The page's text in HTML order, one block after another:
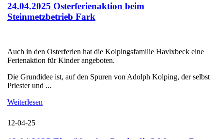
24.04.2025 Osterferienaktion beim
Steinmetzbetrieb Fark
Auch in den Osterferien hat die Kolpingsfamilie Havixbeck eine
Ferienaktion für Kinder angeboten.
Die Grundidee ist, auf den Spuren von Adolph Kolping, der selbst
Priester und ...
Weiterlesen
12-04-25